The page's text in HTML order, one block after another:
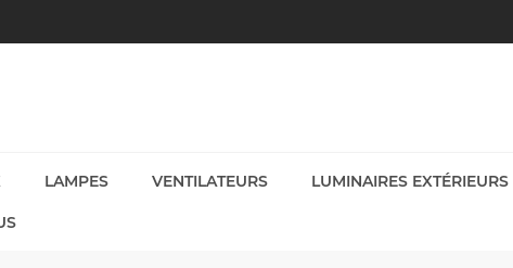
LAMPES VENTILATEURS LUMINAIRES EXTÉRIEURS